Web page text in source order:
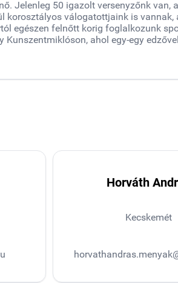
Jelenleg 50 igazolt versenyzőnk van,
korosztályos válogatottjaink is vannak,
egészen felnőtt korig foglalkozunk
ahol egy-egy
Horváth
Kecskemét